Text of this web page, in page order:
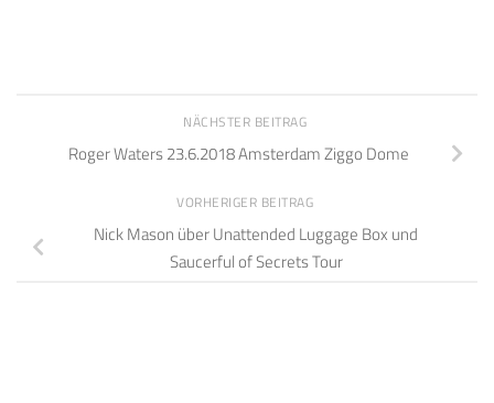
NÄCHSTER BEITRAG
Roger Waters 23.6.2018 Amsterdam Ziggo Dome
VORHERIGER BEITRAG
Nick Mason über Unattended Luggage Box und
Saucerful of Secrets Tour